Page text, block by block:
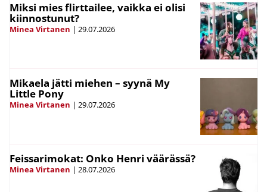
Miksi mies flirttailee, vaikka ei olisi
kiinnostunut?
Minea Virtanen | 29.07.2026
Mikaela jätti miehen – syynä My
Little Pony
Minea Virtanen | 29.07.2026
Feissarimokat: Onko Henri väärässä?
Minea Virtanen | 28.07.2026